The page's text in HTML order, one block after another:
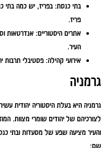
בתי כנסת: בפריז, יש כמה בתי
פריז.
אתרים היסטוריים: אנדרטאות
העיר.
אירועי קהילה: פסטיבלי תרבות
גרמניה
גרמניה היא בעלת היסטוריה יהודית
לצורכיהם של יהודים שומרי מצוות.
והעיר מציעה שפע של מסעדות ובתי
שם: